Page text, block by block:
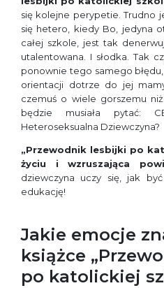
się kolejne perypetie. Trudno
się hetero, kiedy Bo, jedyna
całej szkole, jest tak
utalentowana. I słodka. Tak
ponownie tego samego
orientacji dotrze do jej
czemuś o wiele gorszemu
będzie musiała pytać:
Heteroseksualna Dziewczyna?
„Przewodnik lesbijki po
życiu i wzruszająca
dziewczyna uczy się, jak
edukację!
Jakie emocje
książce
po katolickiej